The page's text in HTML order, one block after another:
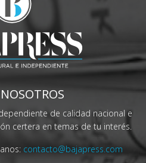
de calidad nacional e
certera en temas de tu interés.
contacto@bajapress.com